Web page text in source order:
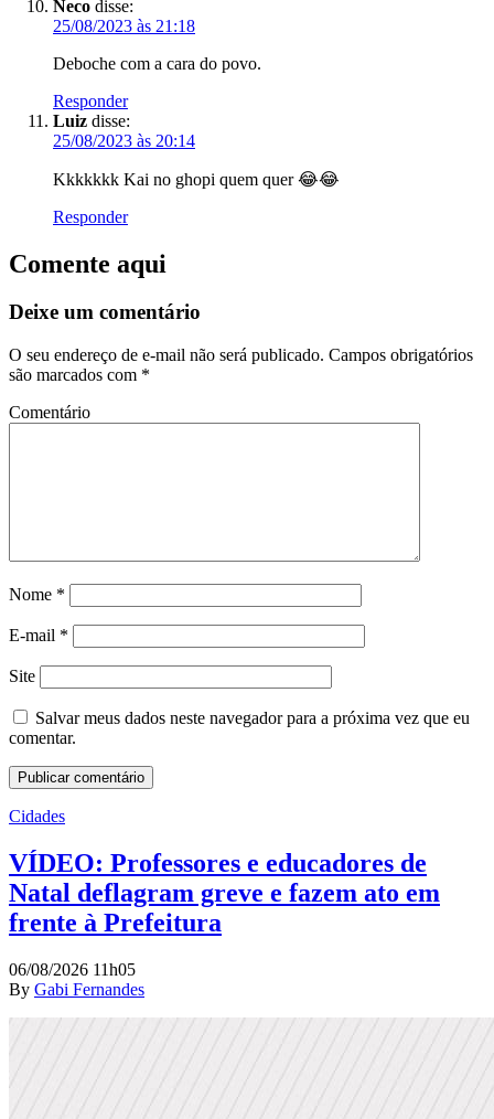
Neco disse:
25/08/2023 às 21:18
Deboche com a cara do povo.
Responder
Luiz disse:
25/08/2023 às 20:14
Kkkkkkk Kai no ghopi quem quer 😂😂
Responder
Comente aqui
Deixe um comentário
O seu endereço de e-mail não será publicado. Campos obrigatórios
são marcados com *
Comentário
Nome *
E-mail *
Site
Salvar meus dados neste navegador para a próxima vez que eu
comentar.
Cidades
VÍDEO: Professores e educadores de
Natal deflagram greve e fazem ato em
frente à Prefeitura
06/08/2026 11h05
By Gabi Fernandes